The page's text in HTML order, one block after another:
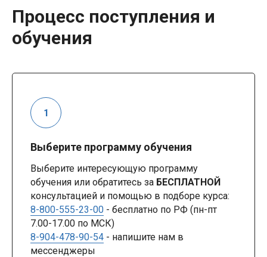
Процесс поступления и
обучения
Выберите программу обучения
Выберите интересующую программу
обучения или обратитесь за БЕСПЛАТНОЙ
консультацией и помощью в подборе курса:
8-800-555-23-00 - бесплатно по РФ (пн-пт
7.00-17.00 по МСК)
8-904-478-90-54 - напишите нам в
мессенджеры